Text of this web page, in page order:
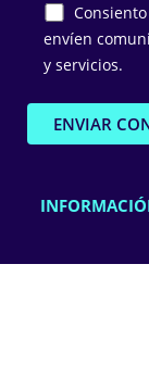
envíen
y servicios.